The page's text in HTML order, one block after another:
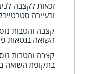
זכאות לקצבה
ובעיירה
קצבה והטבות
השואה בגטאות
קצבה והטבות
בתקופת השואה